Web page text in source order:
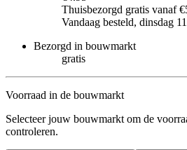
Thuisbezorgd gratis vanaf
Vandaag besteld, dinsdag
Bezorgd in bouwmarkt
gratis
Voorraad in de bouwmarkt
Selecteer jouw bouwmarkt om de
controleren.